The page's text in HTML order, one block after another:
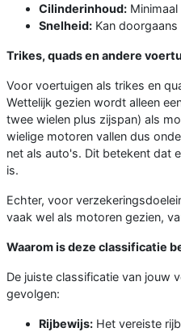
Cilinderinhoud:
Snelheid: Kan
Trikes, quads en andere
Voor voertuigen als trikes en
Wettelijk gezien wordt alleen
twee wielen plus zijspan) als
wielige motoren vallen dus
net als auto's. Dit betekent dat
is.
Echter, voor
vaak wel als motoren gezien,
Waarom is deze classificatie
De juiste classificatie van jouw
gevolgen:
Rijbewijs: Het vereiste